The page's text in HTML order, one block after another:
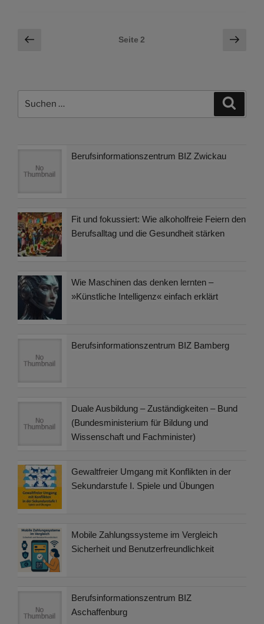
Seitennummerierung
Vorherige
Seite2
Berufsinformationszentrum BIZ Zwickau
Fit und fokussiert: Wie alkoholfreie Feiern den
Berufsalltag und die Gesundheit stärken
Wie Maschinen das denken lernten –
»Künstliche Intelligenz« einfach erklärt
Berufsinformationszentrum BIZ Bamberg
Duale Ausbildung – Zuständigkeiten – Bund
(Bundesministerium für Bildung und
Wissenschaft und Fachminister)
Gewaltfreier Umgang mit Konflikten in der
Sekundarstufe I. Spiele und Übungen
Mobile Zahlungssysteme im Vergleich
Sicherheit und Benutzerfreundlichkeit
Berufsinformationszentrum BIZ
Aschaffenburg